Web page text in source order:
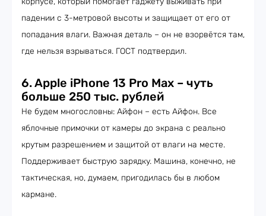
падении с 3-метровой высоты и защищает от его от
попадания влаги. Важная деталь – он не взорвётся там,
где нельзя взрываться. ГОСТ подтвердил.
6. Apple iPhone 13 Pro Max – чуть
больше 250 тыс. рублей
Не будем многословны: Айфон – есть Айфон. Все
яблочные примочки от камеры до экрана с реально
крутым разрешением и защитой от влаги на месте.
Поддерживает быструю зарядку. Машина, конечно, не
тактическая, но, думаем, пригодилась бы в любом
кармане.